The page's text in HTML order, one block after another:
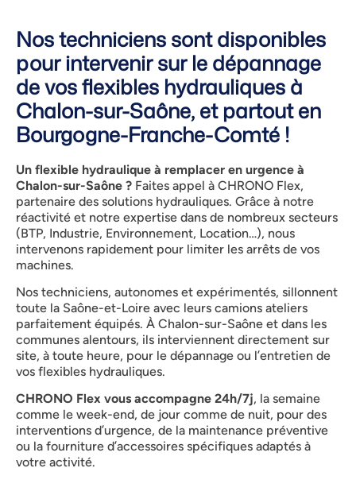
Nos techniciens sont disponibles
pour intervenir sur le dépannage
de vos flexibles hydrauliques à
Chalon-sur-Saône, et partout en
Bourgogne-Franche-Comté !
Un flexible hydraulique à remplacer en urgence à
Chalon-sur-Saône ? Faites appel à CHRONO Flex,
partenaire des solutions hydrauliques. Grâce à notre
réactivité et notre expertise dans de nombreux secteurs
(BTP, Industrie, Environnement, Location…), nous
intervenons rapidement pour limiter les arrêts de vos
machines.
Nos techniciens, autonomes et expérimentés, sillonnent
toute la Saône-et-Loire avec leurs camions ateliers
parfaitement équipés. À Chalon-sur-Saône et dans les
communes alentours, ils interviennent directement sur
site, à toute heure, pour le dépannage ou l’entretien de
vos flexibles hydrauliques.
CHRONO Flex vous accompagne 24h/7j, la semaine
comme le week-end, de jour comme de nuit, pour des
interventions d’urgence, de la maintenance préventive
ou la fourniture d’accessoires spécifiques adaptés à
votre activité.